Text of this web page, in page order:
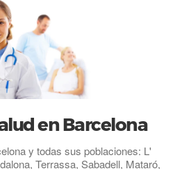
en Barcelona
y todas sus poblaciones: L'
Terrassa, Sabadell, Mataró,